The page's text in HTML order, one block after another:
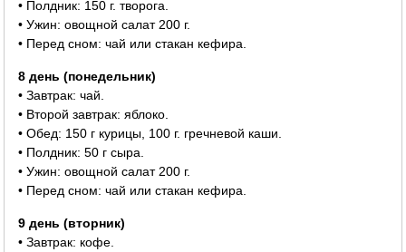
• Полдник: 150 г. творога.
• Ужин: овощной салат 200 г.
• Перед сном: чай или стакан кефира.
8 день (понедельник)
• Завтрак: чай.
• Второй завтрак: яблоко.
• Обед: 150 г курицы, 100 г. гречневой каши.
• Полдник: 50 г сыра.
• Ужин: овощной салат 200 г.
• Перед сном: чай или стакан кефира.
9 день (вторник)
• Завтрак: кофе.